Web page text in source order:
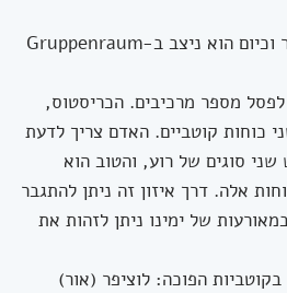
גובהו של הפסל הוא 9 מטר וכיום הוא ניצב ב-Gruppenraum
מספר מרכיבים. הכריסטוס,
כוחות קוטביים. האדם צריך לדעת
סוגים של רוע, והטוב הוא
אלה. דרך איזון זה ניתן להתגבר
של ימינו ניתן לזהות את
הפוכה: לוציפר (אור)